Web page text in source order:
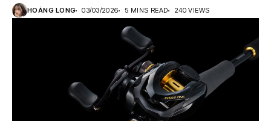
HOÀNG LONG 03/03/2026 5 MINS READ 240 VIEWS